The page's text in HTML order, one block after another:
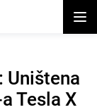
Uništena
Tesla X